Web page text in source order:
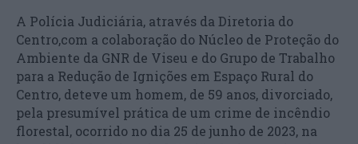
A Polícia Judiciária, através da Diretoria do
Centro,com a colaboração do Núcleo de Proteção do
Ambiente da GNR de Viseu e do Grupo de Trabalho
para a Redução de Ignições em Espaço Rural do
Centro, deteve um homem, de 59 anos, divorciado,
pela presumível prática de um crime de incêndio
florestal, ocorrido no dia 25 de junho de 2023, na